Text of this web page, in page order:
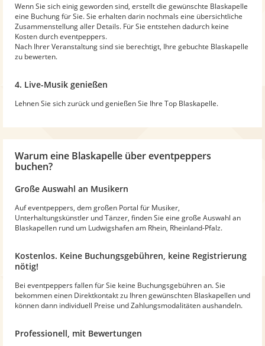
Wenn Sie sich einig geworden sind, erstellt die gewünschte Blaskapelle
eine Buchung für Sie. Sie erhalten darin nochmals eine übersichtliche
Zusammenstellung aller Details. Für Sie entstehen dadurch keine
Kosten durch eventpeppers.
Nach Ihrer Veranstaltung sind sie berechtigt, Ihre gebuchte Blaskapelle
zu bewerten.
4. Live-Musik genießen
Lehnen Sie sich zurück und genießen Sie Ihre Top Blaskapelle.
Warum eine Blaskapelle über eventpeppers
buchen?
Große Auswahl an Musikern
Auf eventpeppers, dem großen Portal für Musiker,
Unterhaltungskünstler und Tänzer, finden Sie eine große Auswahl an
Blaskapellen rund um Ludwigshafen am Rhein, Rheinland-Pfalz.
Kostenlos. Keine Buchungsgebühren, keine Registrierung
nötig!
Bei eventpeppers fallen für Sie keine Buchungsgebühren an. Sie
bekommen einen Direktkontakt zu Ihren gewünschten Blaskapellen und
können dann individuell Preise und Zahlungsmodalitäten aushandeln.
Professionell, mit Bewertungen